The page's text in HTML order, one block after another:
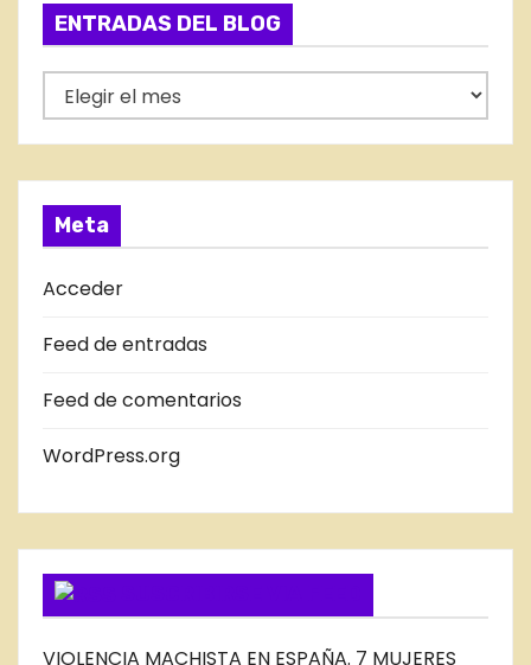
o
í
a
s
ENTRADAS DEL BLOG
N
T
R
D
A
D
B
O
G
Meta
Acceder
Feed de entradas
Feed de comentarios
WordPress.org
VIOLENCIA MACHISTA EN ESPAÑA. 7 MUJERES